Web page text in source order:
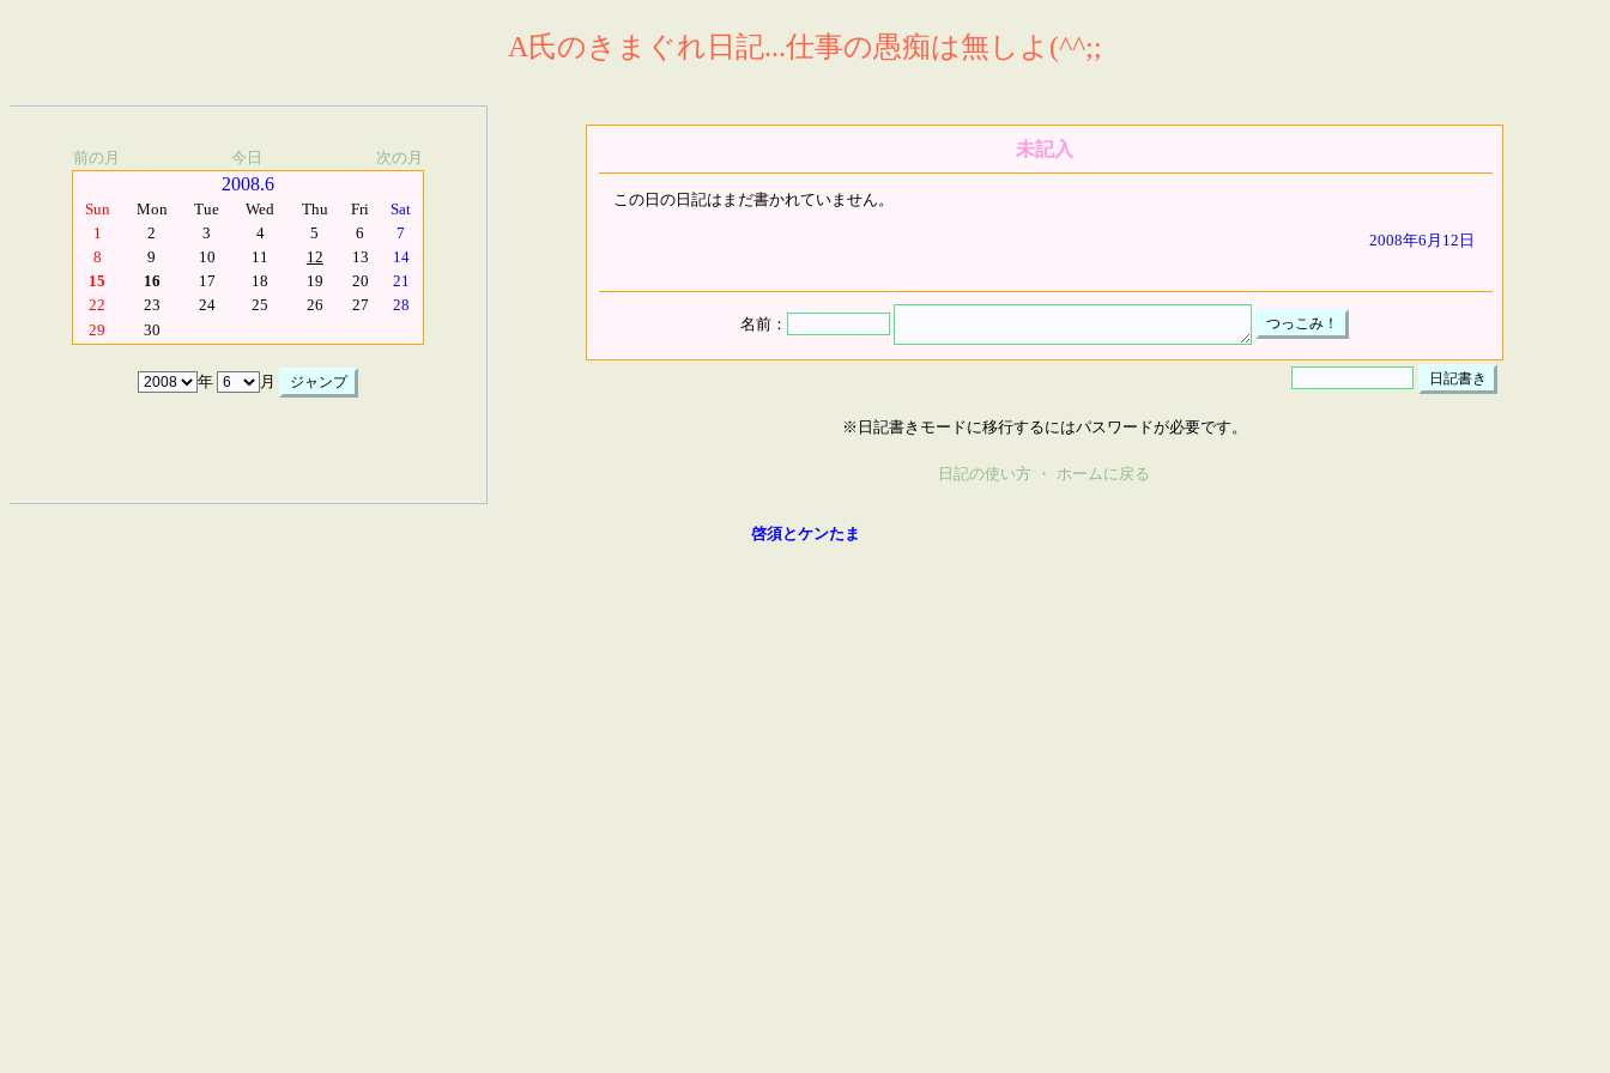
A氏のきまぐれ日記...仕事の愚痴は無しよ(^^;;
前の月 今日 次の月
2008.6
Sun Mon Tue Wed Thu Fri
Sat
1
2 3 4 5 6
7
8
9 10 11 12 13
14
15
16 17 18 19 20
21
22
23 24 25 26 27
28
29
30
年 月
未記入
この日の日記はまだ書かれていません。
2008年6月12日
名前：
※日記書きモードに移行するにはパスワードが必要です。
日記の使い方 ・ ホームに戻る
啓須とケンたま